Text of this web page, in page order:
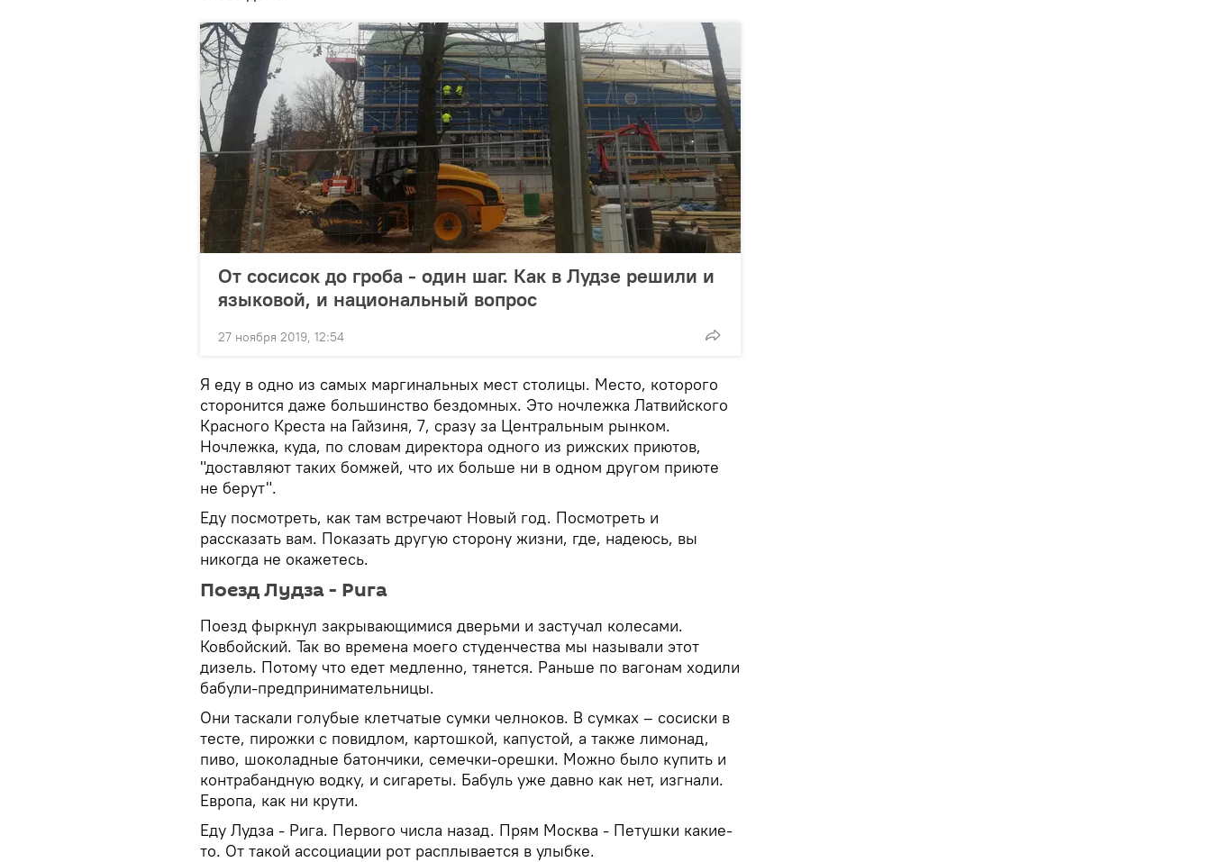
От сосисок до гроба - один шаг. Как в Лудзе решили и
языковой, и национальный вопрос
27 ноября 2019, 12:54
Я еду в одно из самых маргинальных мест столицы. Место, которого
сторонится даже большинство бездомных. Это ночлежка Латвийского
Красного Креста на Гайзиня, 7, сразу за Центральным рынком.
Ночлежка, куда, по словам директора одного из рижских приютов,
"доставляют таких бомжей, что их больше ни в одном другом приюте
не берут".
Еду посмотреть, как там встречают Новый год. Посмотреть и
рассказать вам. Показать другую сторону жизни, где, надеюсь, вы
никогда не окажетесь.
Поезд Лудза - Рига
Поезд фыркнул закрывающимися дверьми и застучал колесами.
Ковбойский. Так во времена моего студенчества мы называли этот
дизель. Потому что едет медленно, тянется. Раньше по вагонам ходили
бабули-предпринимательницы.
Они таскали голубые клетчатые сумки челноков. В сумках – сосиски в
тесте, пирожки с повидлом, картошкой, капустой, а также лимонад,
пиво, шоколадные батончики, семечки-орешки. Можно было купить и
контрабандную водку, и сигареты. Бабуль уже давно как нет, изгнали.
Европа, как ни крути.
Еду Лудза - Рига. Первого числа назад. Прям Москва - Петушки какие-
то. От такой ассоциации рот расплывается в улыбке.